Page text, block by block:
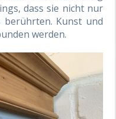
dass sie nicht nur
berührten. Kunst und
werden.